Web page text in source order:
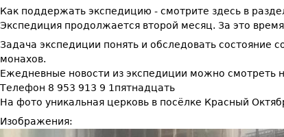
Как поддержать экспедицию - смотрите здесь в
Экспедиция продолжается второй месяц. За это
Задача экспедиции понять и обследовать состояние
монахов.
Ежедневные новости из экспедиции можно смотреть
Телефон 8 953 913 9 1пятнадцать
На фото уникальная церковь в посёлке Красный
Изображения: